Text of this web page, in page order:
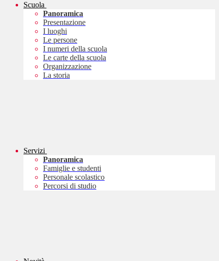
Scuola
Panoramica
Presentazione
I luoghi
Le persone
I numeri della scuola
Le carte della scuola
Organizzazione
La storia
Servizi
Panoramica
Famiglie e studenti
Personale scolastico
Percorsi di studio